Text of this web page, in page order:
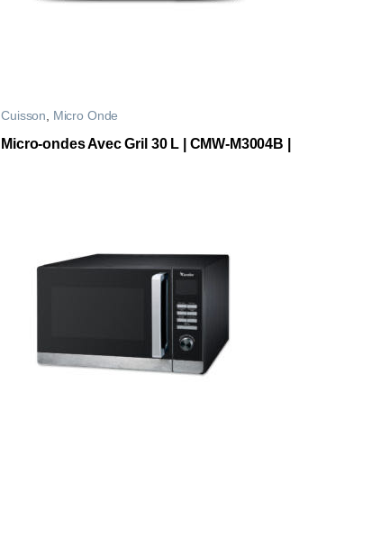
Cuisson, Micro Onde
Micro-ondes Avec Gril 30 L | CMW-M3004B |